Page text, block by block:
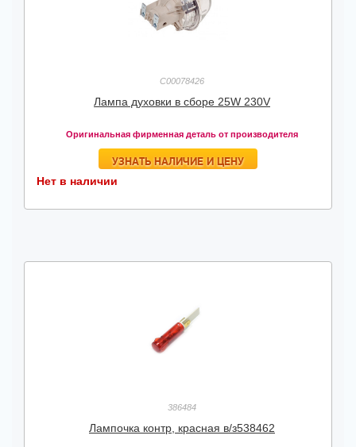
C00078426
Лампа духовки в сборе 25W 230V
Оригинальная фирменная деталь от производителя
УЗНАТЬ НАЛИЧИЕ И ЦЕНУ
Нет в наличии
386484
Лампочка контр, красная в/з538462